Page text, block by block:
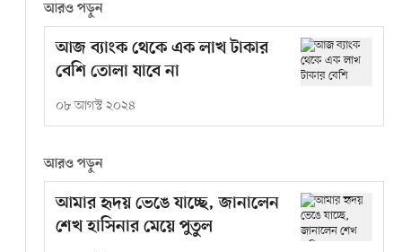
আরও পড়ুন
আজ ব্যাংক থেকে এক লাখ টাকার
বেশি তোলা যাবে না
০৮ আগস্ট ২০২৪
আরও পড়ুন
আমার হৃদয় ভেঙে যাচ্ছে, জানালেন
শেখ হাসিনার মেয়ে পুতুল